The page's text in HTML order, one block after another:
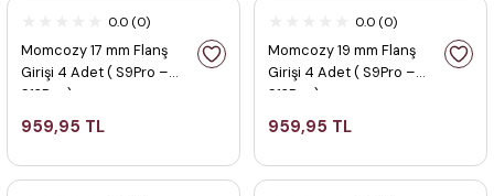
0.0 (0)
Momcozy 17 mm Flanş
Girişi 4 Adet ( S9Pro –
S12Pro )
959,95 TL
0.0 (0)
Momcozy 19 mm Flanş
Girişi 4 Adet ( S9Pro –
S12Pro )
959,95 TL